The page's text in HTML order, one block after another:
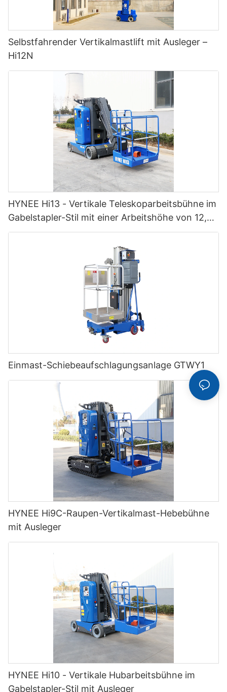
Selbstfahrender Vertikalmastlift mit Ausleger –
Hi12N
HYNEE Hi13 - Vertikale Teleskoparbeitsbühne im
Gabelstapler-Stil mit einer Arbeitshöhe von 12,65
m
Einmast-Schiebeaufschlagungsanlage GTWY1
HYNEE Hi9C-Raupen-Vertikalmast-Hebebühne
mit Ausleger
HYNEE Hi10 - Vertikale Hubarbeitsbühne im
Gabelstapler-Stil mit Ausleger